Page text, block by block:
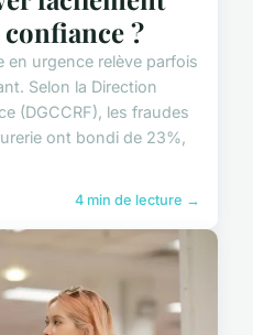
?
en urgence relève parfois
Selon la Direction
(DGCCRF), les fraudes
ont bondi de 23%,
4 min de lecture →